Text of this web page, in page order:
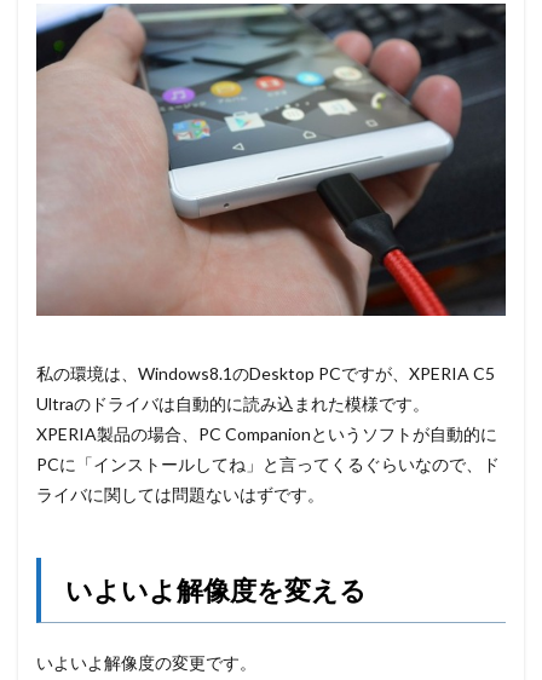
私の環境は、Windows8.1のDesktop PCですが、XPERIA C5
Ultraのドライバは自動的に読み込まれた模様です。
XPERIA製品の場合、PC Companionというソフトが自動的に
PCに「インストールしてね」と言ってくるぐらいなので、ド
ライバに関しては問題ないはずです。
いよいよ解像度を変える
いよいよ解像度の変更です。